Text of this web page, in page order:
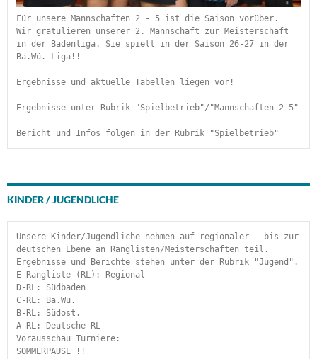
Für unsere Mannschaften 2 - 5 ist die Saison vorüber.
Wir gratulieren unserer 2. Mannschaft zur Meisterschaft
in der Badenliga. Sie spielt in der Saison 26-27 in der
Ba.Wü. Liga!!
Ergebnisse und aktuelle Tabellen liegen vor!
Ergebnisse unter Rubrik "Spielbetrieb"/"Mannschaften 2-5"
Bericht und Infos folgen in der Rubrik "Spielbetrieb"
KINDER / JUGENDLICHE
Unsere Kinder/Jugendliche nehmen auf regionaler-  bis zur
deutschen Ebene an Ranglisten/Meisterschaften teil.
Ergebnisse und Berichte stehen unter der Rubrik "Jugend".
E-Rangliste (RL): Regional
D-RL: Südbaden
C-RL: Ba.Wü.
B-RL: Südost.
A-RL: Deutsche RL
Vorausschau Turniere:
SOMMERPAUSE !!